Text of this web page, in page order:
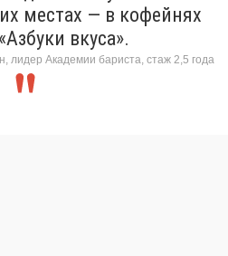
местах — в кофейнях
«Азбуки вкуса».
лидер Академии бариста, стаж 2,5 года